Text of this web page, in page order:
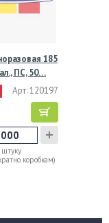
185
ПС, 50…
Арт: 120197
штуку
коробкам)